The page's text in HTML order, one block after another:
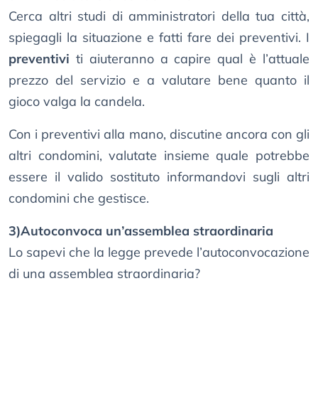
Cerca altri studi di amministratori della tua città,
spiegagli la situazione e fatti fare dei preventivi. I
preventivi ti aiuteranno a capire qual è l’attuale
prezzo del servizio e a valutare bene quanto il
gioco valga la candela.
Con i preventivi alla mano, discutine ancora con gli
altri condomini, valutate insieme quale potrebbe
essere il valido sostituto informandovi sugli altri
condomini che gestisce.
3)Autoconvoca un’assemblea straordinaria
Lo sapevi che la legge prevede l’autoconvocazione
di una assemblea straordinaria?